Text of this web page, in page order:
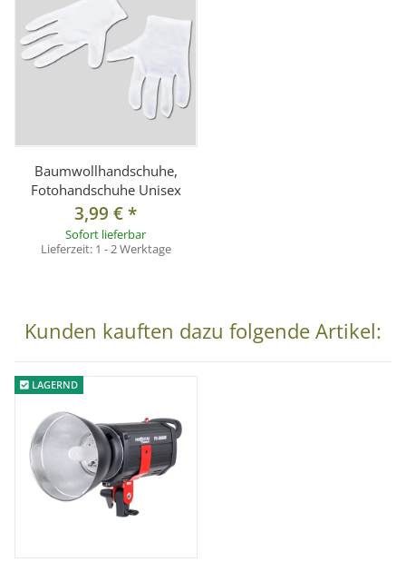
Baumwollhandschuhe,
Fotohandschuhe Unisex
3,99 €*
Sofort lieferbar
Lieferzeit: 1 - 2 Werktage
Kunden kauften dazu folgende Artikel:
LAGERND